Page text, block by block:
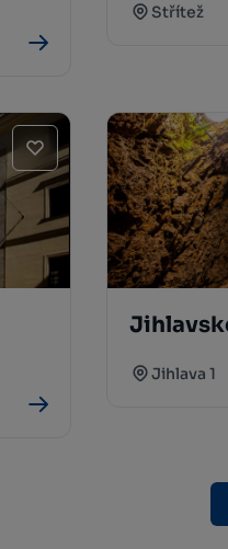
Střítež
Jihlava 1